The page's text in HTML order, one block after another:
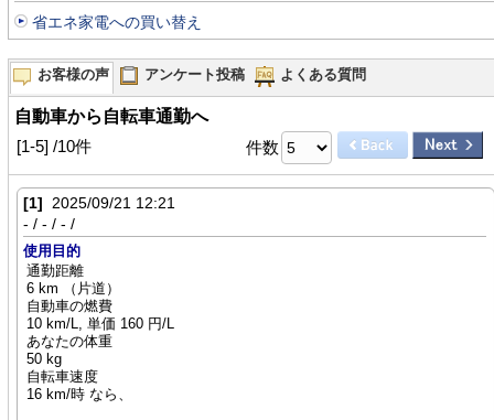
省エネ家電への買い替え
お客様の声 アンケート投稿 よくある質問
自動車から自転車通勤へ
[1-5] /10件 件数
[1] 2025/09/21 12:21
- / - / - /
使用目的
通勤距離
6 km （片道）
自動車の燃費
10 km/L, 単価 160 円/L
あなたの体重
50 kg
自転車速度
16 km/時 なら、